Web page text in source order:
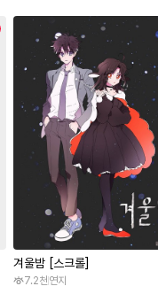
겨울밤 [스크롤]
7.2천연지